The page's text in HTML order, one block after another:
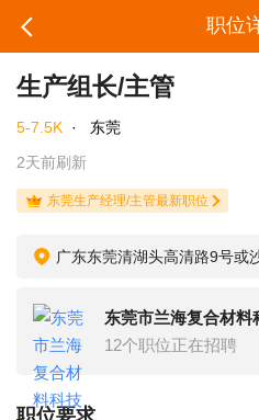
职位
生产组长/主管
5-7.5K ·
东莞
2天前刷新
东莞生产经理/主管最新职位
东莞市兰海复合材料
12个职位正在招聘
职位要求